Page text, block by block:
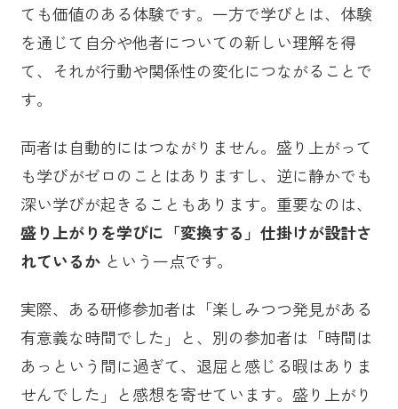
ても価値のある体験です。一方で学びとは、体験
を通じて自分や他者についての新しい理解を得
て、それが行動や関係性の変化につながることで
す。
両者は自動的にはつながりません。盛り上がって
も学びがゼロのことはありますし、逆に静かでも
深い学びが起きることもあります。重要なのは、
盛り上がりを学びに「変換する」仕掛けが設計さ
れているか という一点です。
実際、ある研修参加者は「楽しみつつ発見がある
有意義な時間でした」と、別の参加者は「時間は
あっという間に過ぎて、退屈と感じる暇はありま
せんでした」と感想を寄せています。盛り上がり